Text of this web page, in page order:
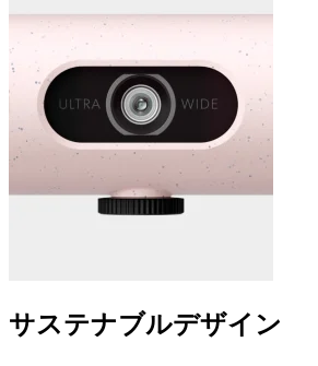
サステナブルデザイン